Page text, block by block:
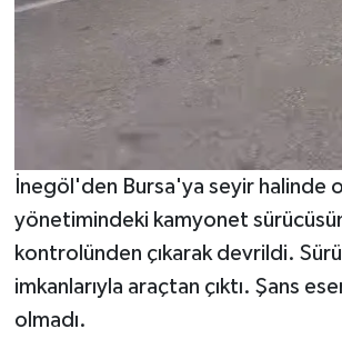
İnegöl'den Bursa'ya seyir halinde
yönetimindeki kamyonet
kontrolünden çıkarak devrildi.
imkanlarıyla araçtan çıktı. Şans
olmadı.